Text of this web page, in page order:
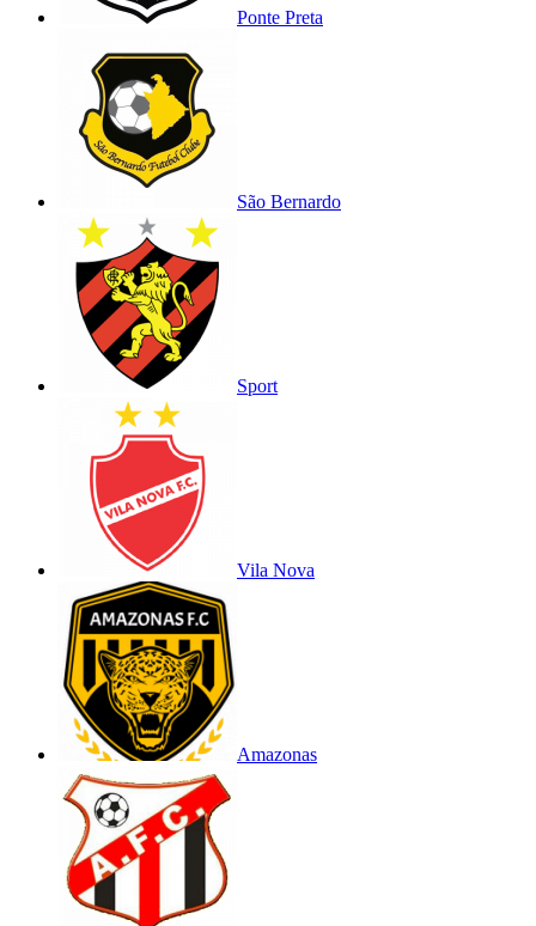
Ponte Preta
São Bernardo
Sport
Vila Nova
Amazonas